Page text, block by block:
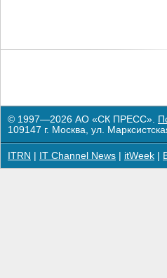
© 1997—2026 АО «СК ПРЕСС».
109147 г. Москва, ул.
ITRN IT Channel News itWeek